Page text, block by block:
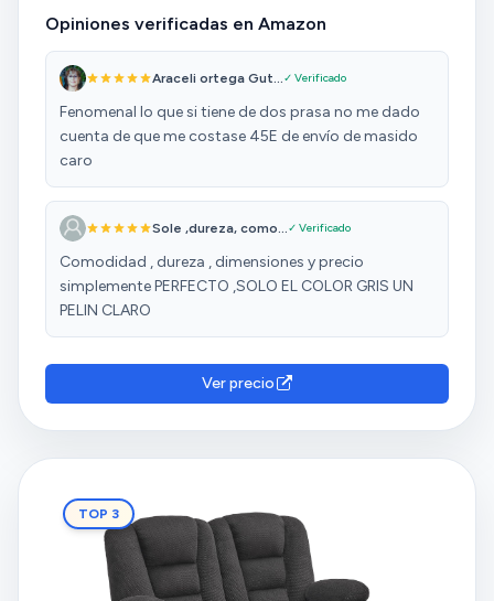
Opiniones verificadas en Amazon
Araceli ortega Gut...✓ Verificado
Fenomenal lo que si tiene de dos prasa no me dado
cuenta de que me costase 45E de envío de masido
caro
Sole ,dureza, como...✓ Verificado
Comodidad , dureza , dimensiones y precio
simplemente PERFECTO ,SOLO EL COLOR GRIS UN
PELIN CLARO
Ver precio
TOP 3